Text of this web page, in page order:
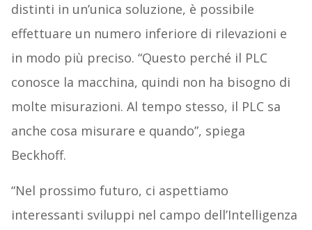
distinti in un’unica soluzione, è possibile
effettuare un numero inferiore di rilevazioni e
in modo più preciso. “Questo perché il PLC
conosce la macchina, quindi non ha bisogno di
molte misurazioni. Al tempo stesso, il PLC sa
anche cosa misurare e quando”, spiega
Beckhoff.
“Nel prossimo futuro, ci aspettiamo
interessanti sviluppi nel campo dell’Intelligenza